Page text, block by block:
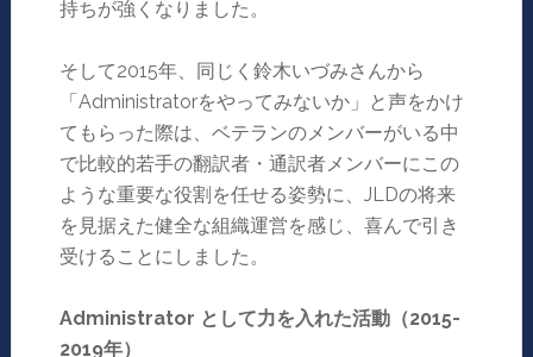
持ちが強くなりました。
そして2015年、同じく鈴木いづみさんから
「Administratorをやってみないか」と声をかけ
てもらった際は、ベテランのメンバーがいる中
で比較的若手の翻訳者・通訳者メンバーにこの
ような重要な役割を任せる姿勢に、JLDの将来
を見据えた健全な組織運営を感じ、喜んで引き
受けることにしました。
Administrator として力を入れた活動（2015-
2019年）